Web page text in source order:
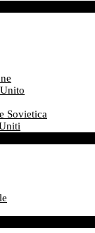
Sovietica